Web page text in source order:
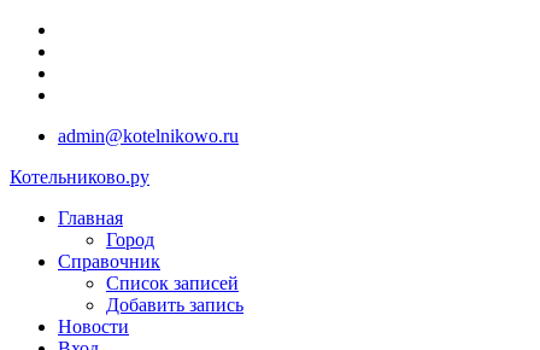
admin@kotelnikowo.ru
Котельниково.ру
Главная
Город
Справочник
Список записей
Добавить запись
Новости